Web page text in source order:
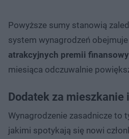
Powyższe sumy stanowią
system wynagrodzeń
atrakcyjnych premii
miesiąca odczuwalnie
Dodatek za mieszkanie
Wynagrodzenie zasadnicze to
jakimi spotykają się nowi